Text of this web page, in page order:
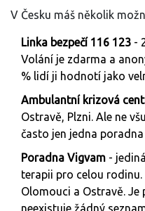
V Česku máš několik
Linka bezpečí 116 123 -
Volání je zdarma a
% lidí ji hodnotí jako
Ambulantní krizová
Ostravě, Plzni. Ale ne
často jen jedna
Poradna Vigvam -
terapii pro celou rodinu.
Olomouci a Ostravě. Je
neexistuje žádný